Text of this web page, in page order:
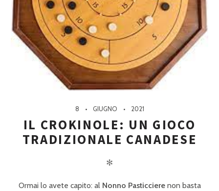
8 GIUGNO 2021
IL CROKINOLE: UN GIOCO
TRADIZIONALE CANADESE
✻
Ormai lo avete capito: alNonno Pasticcierenon basta